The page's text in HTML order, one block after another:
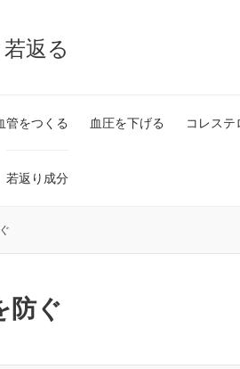
返る
管をつくる 血圧を下げる コレステ
若返り成分
防ぐ